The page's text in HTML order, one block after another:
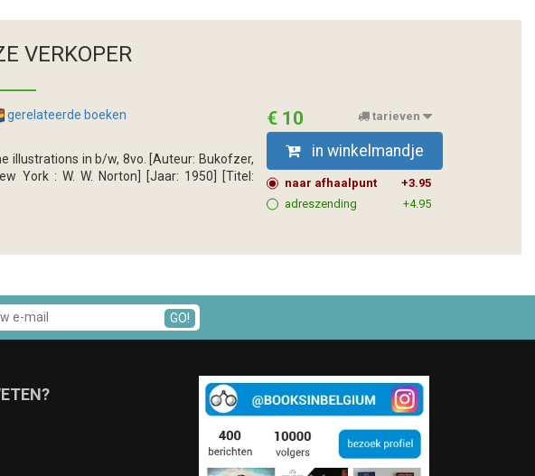
VERKOPER
gerelateerde boeken
illustrations in b/w, 8vo. [Auteur: Bukofzer,
York : W. W. Norton] [Jaar: 1950] [Titel:
€ 10 tarieven
in winkelmandje
naar afhaalpunt
+3.95
adreszending
+4.95
GO!